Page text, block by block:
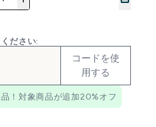
ださい:
コードを使
用する
！対象商品が追加20%オフ